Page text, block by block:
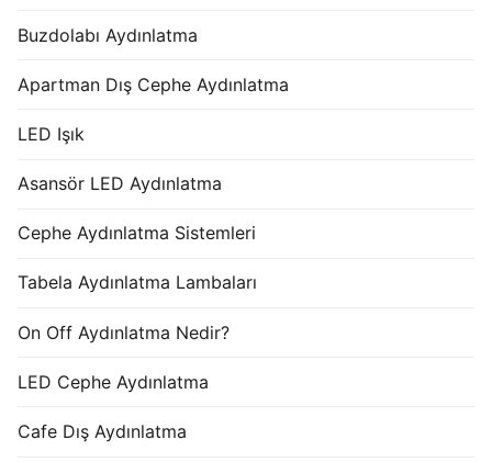
Buzdolabı Aydınlatma
Apartman Dış Cephe Aydınlatma
LED Işık
Asansör LED Aydınlatma
Cephe Aydınlatma Sistemleri
Tabela Aydınlatma Lambaları
On Off Aydınlatma Nedir?
LED Cephe Aydınlatma
Cafe Dış Aydınlatma